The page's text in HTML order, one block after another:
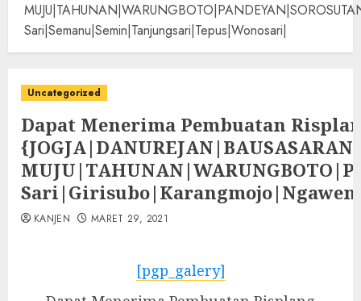
Sari|Semanu|Semin|Tanjungsari|Tepus|Wonosari|
Uncategorized
Dapat Menerima Pembuatan
KANJEN MARET 29, 2021
[pgp_galery]